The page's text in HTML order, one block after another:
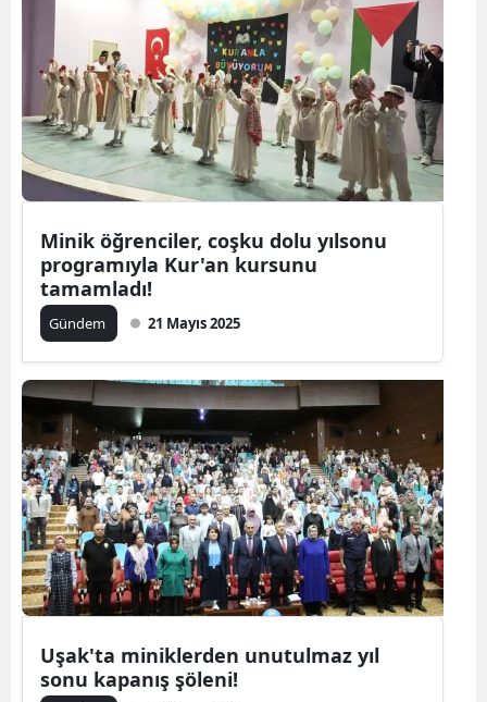
Minik öğrenciler, coşku dolu yılsonu
programıyla Kur'an kursunu
tamamladı!
Gündem 21 Mayıs 2025
Uşak'ta miniklerden unutulmaz yıl
sonu kapanış şöleni!